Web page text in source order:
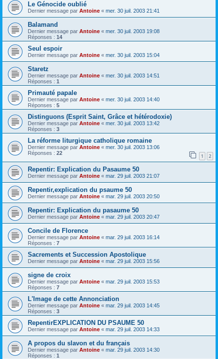
Le Génocide oublié
Dernier message par Antoine « mer. 30 juil. 2003 21:41
Balamand
Dernier message par Antoine « mer. 30 juil. 2003 19:08
Réponses : 14
Seul espoir
Dernier message par Antoine « mer. 30 juil. 2003 15:04
Staretz
Dernier message par Antoine « mer. 30 juil. 2003 14:51
Réponses : 1
Primauté papale
Dernier message par Antoine « mer. 30 juil. 2003 14:40
Réponses : 5
Distinguons (Esprit Saint, Grâce et hétérodoxie)
Dernier message par Antoine « mer. 30 juil. 2003 13:42
Réponses : 3
La réforme liturgique catholique romaine
Dernier message par Antoine « mer. 30 juil. 2003 13:06
Réponses : 22 1 2
Repentir: Explication du Pasaume 50
Dernier message par Antoine « mar. 29 juil. 2003 21:07
Repentir,explication du psaume 50
Dernier message par Antoine « mar. 29 juil. 2003 20:50
Repentir: Explication du pasaume 50
Dernier message par Antoine « mar. 29 juil. 2003 20:47
Concile de Florence
Dernier message par Antoine « mar. 29 juil. 2003 16:14
Réponses : 7
Sacrements et Succession Apostolique
Dernier message par Antoine « mar. 29 juil. 2003 15:56
signe de croix
Dernier message par Antoine « mar. 29 juil. 2003 15:53
Réponses : 7
L'Image de cette Annonciation
Dernier message par Antoine « mar. 29 juil. 2003 14:45
Réponses : 3
RepentirEXPLICATION DU PSAUME 50
Dernier message par Antoine « mar. 29 juil. 2003 14:33
A propos du slavon et du français
Dernier message par Antoine « mar. 29 juil. 2003 14:30
Réponses : 1